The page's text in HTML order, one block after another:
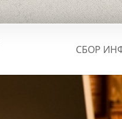
СБОР